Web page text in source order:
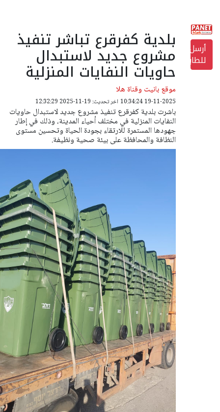
أرسل
للطابعة
بلدية كفرقرع تباشر تنفيذ
مشروع جديد لاستبدال
حاويات النفايات المنزلية
موقع بانيت وقناة هلا
19-11-2025 10:34:24 اخر تحديث: 19-11-2025 12:32:29
باشرت بلدية كفرقرع تنفيذ مشروع جديد لاستبدال حاويات
النفايات المنزلية في مختلف أحياء المدينة، وذلك في إطار
جهودها المستمرة للارتقاء بجودة الحياة وتحسين مستوى
النظافة والمحافظة على بيئة صحية ونظيفة.